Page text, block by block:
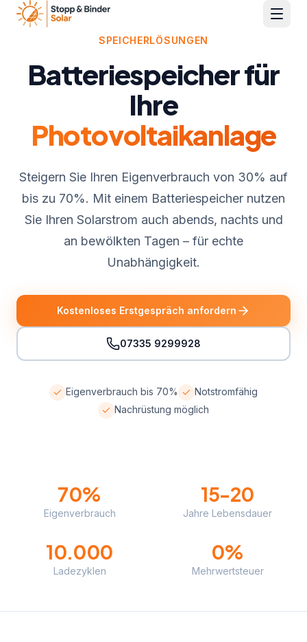
Leistungen
Projekte
FAQ
Kontakt
07335 9299928
Erstgespräch anfordern
SPEICHERLÖSUNGEN
Batteriespeicher für
Ihre
Photovoltaikanlage
Steigern Sie Ihren Eigenverbrauch von 30% auf
bis zu 70%. Mit einem Batteriespeicher nutzen
Sie Ihren Solarstrom auch abends, nachts und
an bewölkten Tagen – für echte
Unabhängigkeit.
Kostenloses Erstgespräch anfordern
07335 9299928
Eigenverbrauch bis 70%
Notstromfähig
Nachrüstung möglich
70%
Eigenverbrauch
15-20
Jahre Lebensdauer
10.000
Ladezyklen
0%
Mehrwertsteuer